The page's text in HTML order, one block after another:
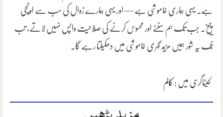
ہے۔ یہی ہماری خاموشی ہے — اور یہی ہمارے زوال کی سب سے اونچی
چیخ۔ جب تک ہم سننے اور محسوس کرنے کی صلاحیت واپس نہیں لاتے، تب
تک یہ شور ہمیں مزید گہری خاموشی میں دھکیلتا رہے گا۔
کیٹاگری میں : کالم